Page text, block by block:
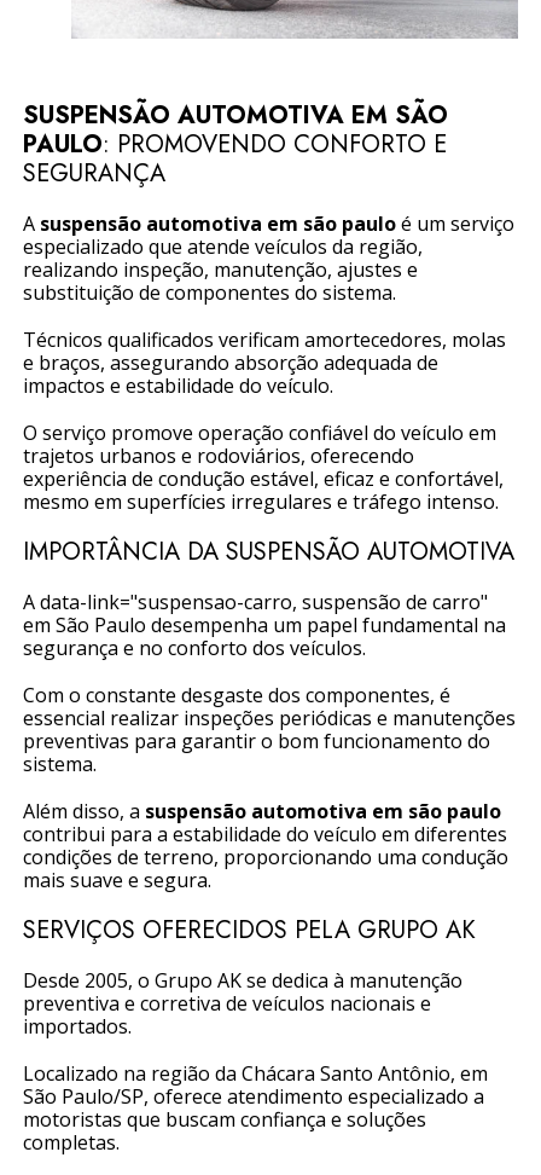
SUSPENSÃO AUTOMOTIVA EM SÃO
PAULO: PROMOVENDO CONFORTO E
SEGURANÇA
A suspensão automotiva em são pauloé um serviço
especializado que atende veículos da região,
realizando inspeção, manutenção, ajustes e
substituição de componentes do sistema.
Técnicos qualificados verificam amortecedores, molas
e braços, assegurando absorção adequada de
impactos e estabilidade do veículo.
O serviço promove operação confiável do veículo em
trajetos urbanos e rodoviários, oferecendo
experiência de condução estável, eficaz e confortável,
mesmo em superfícies irregulares e tráfego intenso.
IMPORTÂNCIA DA SUSPENSÃO AUTOMOTIVA
A data-link="suspensao-carro, suspensão de carro"
em São Paulo desempenha um papel fundamental na
segurança e no conforto dos veículos.
Com o constante desgaste dos componentes, é
essencial realizar inspeções periódicas e manutenções
preventivas para garantir o bom funcionamento do
sistema.
Além disso, a suspensão automotiva em são paulo
contribui para a estabilidade do veículo em diferentes
condições de terreno, proporcionando uma condução
mais suave e segura.
SERVIÇOS OFERECIDOS PELA GRUPO AK
Desde 2005, o Grupo AK se dedica à manutenção
preventiva e corretiva de veículos nacionais e
importados.
Localizado na região da Chácara Santo Antônio, em
São Paulo/SP, oferece atendimento especializado a
motoristas que buscam confiança e soluções
completas.